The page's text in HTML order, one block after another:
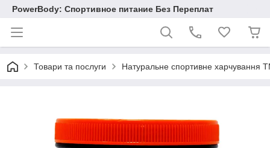
PowerBody: Спортивное питание Без Переплат
Товари та послуги Натуральне спортивне харчування